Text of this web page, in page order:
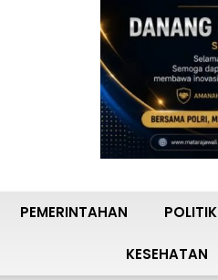
PEMERINTAHAN POLITIK
KESEHATAN